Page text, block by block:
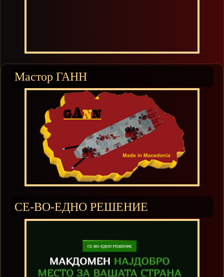
Мастор ГАНН
СЕ-ВО-ЕДНО РЕШЕНИЕ